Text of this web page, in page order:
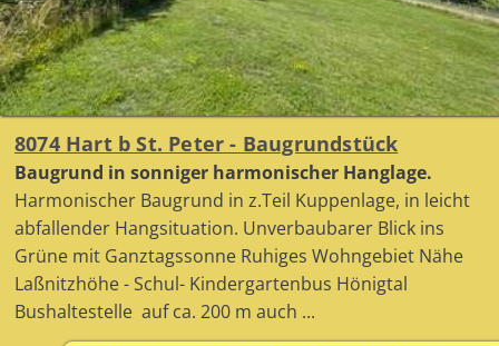
8074 Hart b St. Peter - Baugrundstück
Baugrund in sonniger harmonischer Hanglage.
Harmonischer Baugrund in z.Teil Kuppenlage, in leicht
abfallender Hangsituation. Unverbaubarer Blick ins
Grüne mit Ganztagssonne Ruhiges Wohngebiet Nähe
Laßnitzhöhe - Schul- Kindergartenbus Hönigtal
Bushaltestelle auf ca. 200 m auch ...